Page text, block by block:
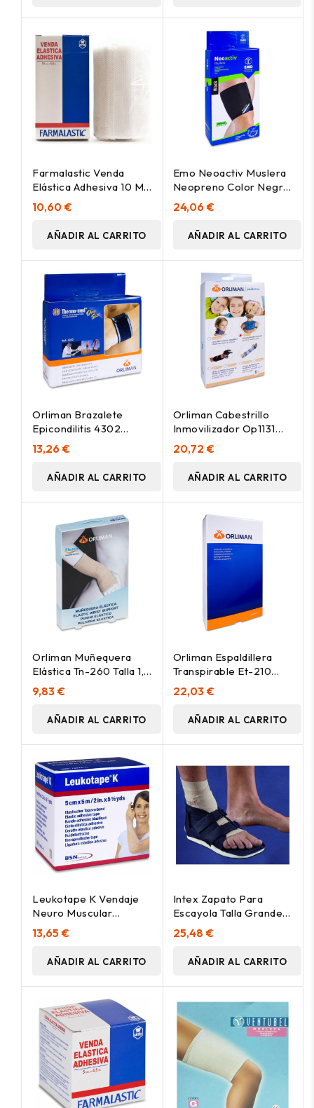
Farmalastic Venda
Elástica Adhesiva 10 M
X 4,5 Cm, 1 Ud
10,60 €
AÑADIR AL CARRITO
Emo Neoactiv Muslera
Neopreno Color Negro,
1 Ud
24,06 €
AÑADIR AL CARRITO
Orliman Brazalete
Epicondilitis 4302
Neopreno, 1 Unidad
13,26 €
AÑADIR AL CARRITO
Orliman Cabestrillo
Inmovilizador Op1131
Talla 1 23 Cm, 1 Unidad
20,72 €
AÑADIR AL CARRITO
Orliman Muñequera
Elástica Tn-260 Talla 1, 1
Unidad
9,83 €
AÑADIR AL CARRITO
Orliman Espaldillera
Transpirable Et-210
Talla 4, 1 Unidad
22,03 €
AÑADIR AL CARRITO
Leukotape K Vendaje
Neuro Muscular
Tecnica Vnm Beige 5
Cm X 5 C
13,65 €
AÑADIR AL CARRITO
Intex Zapato Para
Escayola Talla Grande
Número 3, 1 Ud
25,48 €
AÑADIR AL CARRITO